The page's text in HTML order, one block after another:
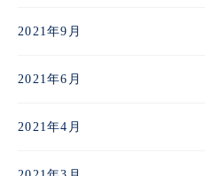
2021年9月
2021年6月
2021年4月